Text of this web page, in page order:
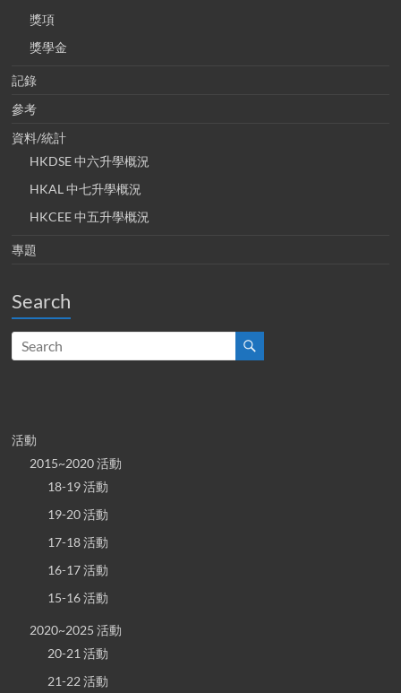
獎項
獎學金
記錄
參考
資料/統計
HKDSE 中六升學概況
HKAL 中七升學概況
HKCEE 中五升學概況
專題
Search
活動
2015~2020 活動
18-19 活動
19-20 活動
17-18 活動
16-17 活動
15-16 活動
2020~2025 活動
20-21 活動
21-22 活動